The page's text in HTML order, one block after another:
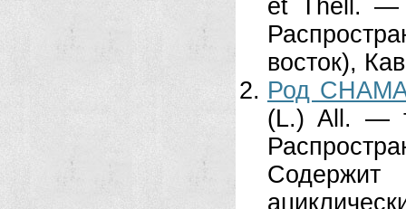
et Thell. —
восток),
Род
(L.) All. —